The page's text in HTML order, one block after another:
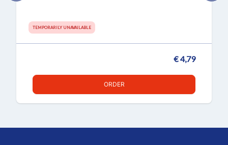
TEMPORARILY UNAVAILABLE
€ 4,79
ORDER